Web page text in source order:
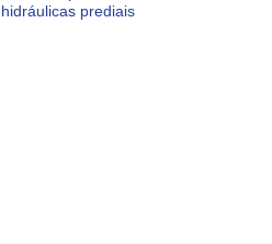
prediais